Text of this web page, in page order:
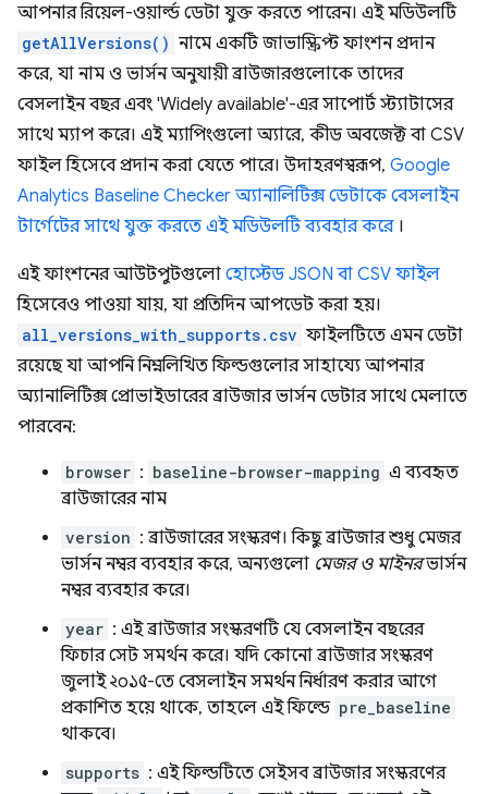
আপনার রিয়েল-ওয়ার্ল্ড ডেটা যুক্ত করতে পারেন। এই মডিউলটি
getAllVersions() নামে একটি জাভাস্ক্রিপ্ট ফাংশন প্রদান
করে, যা নাম ও ভার্সন অনুযায়ী ব্রাউজারগুলোকে তাদের
বেসলাইন বছর এবং 'Widely available'-এর সাপোর্ট স্ট্যাটাসের
সাথে ম্যাপ করে। এই ম্যাপিংগুলো অ্যারে, কীড অবজেক্ট বা CSV
ফাইল হিসেবে প্রদান করা যেতে পারে। উদাহরণস্বরূপ, Google
Analytics Baseline Checker অ্যানালিটিক্স ডেটাকে বেসলাইন
টার্গেটের সাথে যুক্ত করতে এই মডিউলটি ব্যবহার করে।
এই ফাংশনের আউটপুটগুলো হোস্টেড JSON বা CSV ফাইল
হিসেবেও পাওয়া যায়, যা প্রতিদিন আপডেট করা হয়।
all_versions_with_supports.csv ফাইলটিতে এমন ডেটা
রয়েছে যা আপনি নিম্নলিখিত ফিল্ডগুলোর সাহায্যে আপনার
অ্যানালিটিক্স প্রোভাইডারের ব্রাউজার ভার্সন ডেটার সাথে মেলাতে
পারবেন:
browser : baseline-browser-mapping এ ব্যবহৃত
ব্রাউজারের নাম
version : ব্রাউজারের সংস্করণ। কিছু ব্রাউজার শুধু মেজর
ভার্সন নম্বর ব্যবহার করে, অন্যগুলো মেজর ও মাইনরভার্সন
নম্বর ব্যবহার করে।
year : এই ব্রাউজার সংস্করণটি যে বেসলাইন বছরের
ফিচার সেট সমর্থন করে। যদি কোনো ব্রাউজার সংস্করণ
জুলাই ২০১৫-তে বেসলাইন সমর্থন নির্ধারণ করার আগে
প্রকাশিত হয়ে থাকে, তাহলে এই ফিল্ডে pre_baseline
থাকবে।
supports : এই ফিল্ডটিতে সেইসব ব্রাউজার সংস্করণের